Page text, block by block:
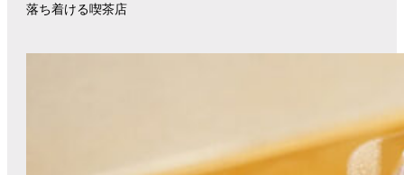
落ち着ける喫茶店